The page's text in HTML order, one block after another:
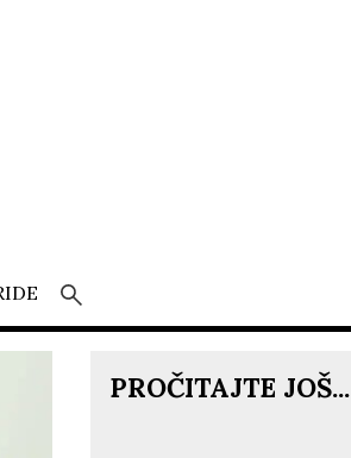
PROČITAJTE JOŠ...